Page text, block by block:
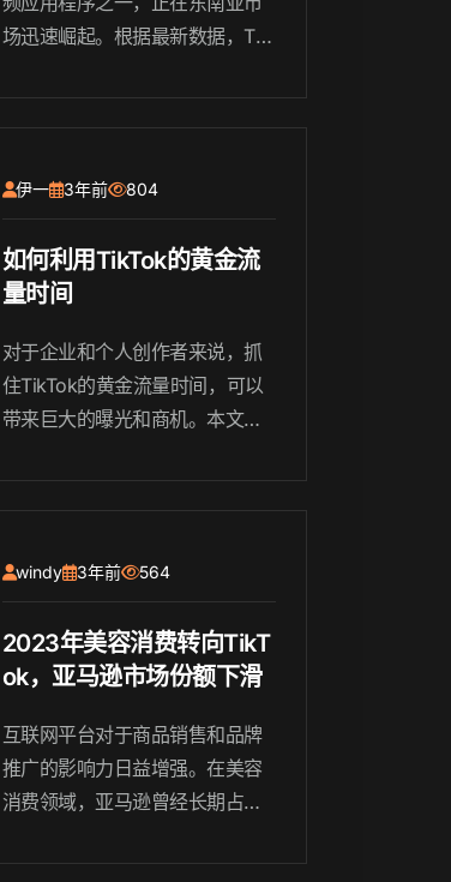
场迅速崛起。根据最新数据，Tik
十的国家已经曝光，这进一步证
以及TikTok在该地区....
伊一 3年前 804
如何利用TikTok的黄金流
量时间
对于企业和个人创作者来说，抓
住TikTok的黄金流量时间，可以
带来巨大的曝光和商机。本文将
时间，以最大程度地提升影响力
windy 3年前 564
2023年美容消费转向TikT
ok，亚马逊市场份额下滑
互联网平台对于商品销售和品牌
推广的影响力日益增强。在美容
消费领域，亚马逊曾经长期占据
产品的首选平台。随着2023年的